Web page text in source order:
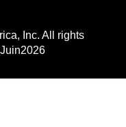
Inc. All rights